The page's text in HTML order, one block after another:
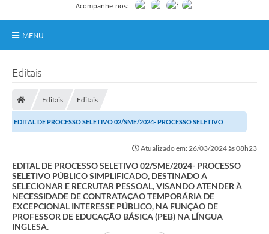
Acompanhe-nos:
MENU
Secretarias
Transparência
Ouvidoria
Galeria de Fotos
Editais
Editais Editais
EDITAL DE PROCESSO SELETIVO 02/SME/2024- PROCESSO SELETIVO
Atualizado em: 26/03/2024 às 08h23
EDITAL DE PROCESSO SELETIVO 02/SME/2024- PROCESSO
SELETIVO PÚBLICO SIMPLIFICADO, DESTINADO A
SELECIONAR E RECRUTAR PESSOAL, VISANDO ATENDER À
NECESSIDADE DE CONTRATAÇÃO TEMPORÁRIA DE
EXCEPCIONAL INTERESSE PÚBLICO, NA FUNÇÃO DE
PROFESSOR DE EDUCAÇÃO BÁSICA (PEB) NA LÍNGUA
INGLESA.